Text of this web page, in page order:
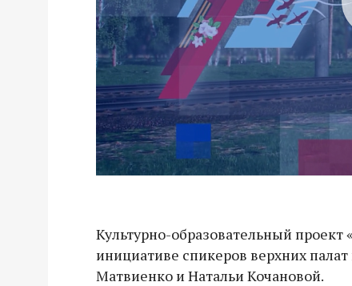
Культурно-образовательный
инициативе спикеров верхних
Матвиенко и Натальи Кочановой.